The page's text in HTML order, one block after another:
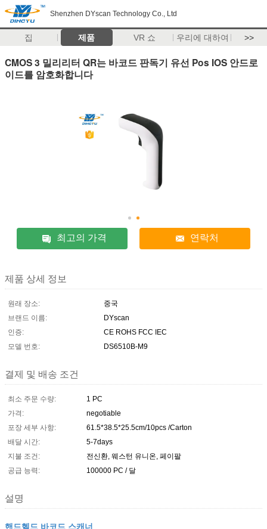
Shenzhen DYscan Technology Co., Ltd
집 제품 VR 쇼 우리에 대하여 >>
CMOS 3 밀리리터 QR는 바코드 판독기 유선 Pos IOS 안드로
이드를 암호화합니다
최고의 가격 연락처
제품 상세 정보
원래 장소:
중국
브랜드 이름:
DYscan
인증:
CE ROHS FCC IEC
모델 번호:
DS6510B-M9
결제 및 배송 조건
최소 주문 수량:
1 PC
가격:
negotiable
포장 세부 사항:
61.5*38.5*25.5cm/10pcs /Carton
배달 시간:
5-7days
지불 조건:
전신환, 웨스턴 유니온, 페이팔
공급 능력:
100000 PC / 달
설명
핸드헬드 바코드 스캐너